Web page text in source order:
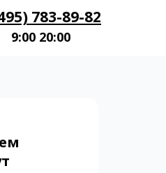
783-89-82
9:00 20:00